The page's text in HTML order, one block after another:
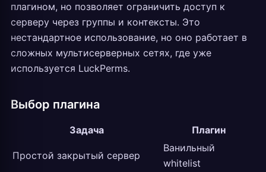
плагином, но позволяет ограничить доступ к
серверу через группы и контексты. Это
нестандартное использование, но оно работает в
сложных мультисерверных сетях, где уже
используется LuckPerms.
Выбор плагина
Задача Плагин
Простой закрытый сервер
Ванильный
whitelist